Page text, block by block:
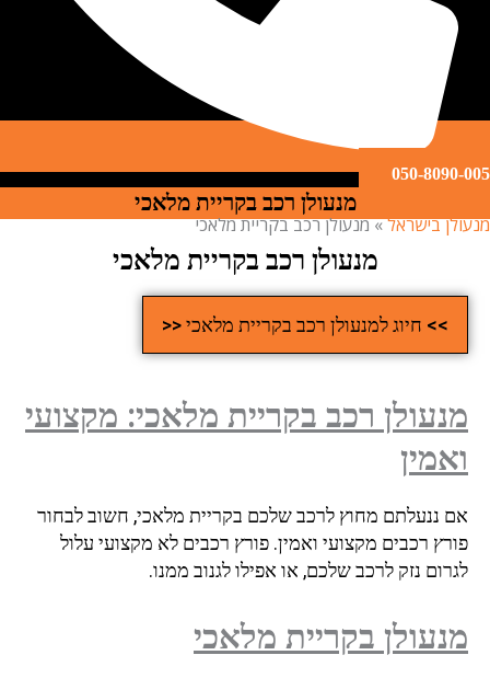
050-
מנעולן רכב בקריית מלאכי
בישראל»מנעולן רכב בקריית מלאכי
מנעולן רכב בקריית מלאכי
>> חיוג למנעולן רכב בקריית מלאכי <<
רכב בקריית מלאכי: מקצועי
ננעלתם מחוץ לרכב שלכם בקריית מלאכי, חשוב לבחור
רכבים מקצועי ואמין. פורץ רכבים לא מקצועי עלול
נזק לרכב שלכם, או אפילו לגנוב ממנו.
בקריית מלאכי